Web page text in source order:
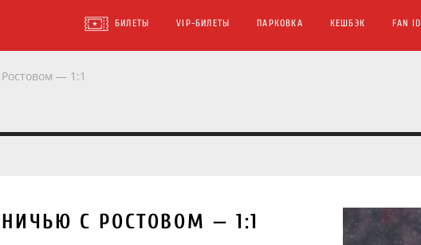
БИЛЕТЫ VIP-БИЛЕТЫ ПАРКОВКА КЕШБЭК FAN ID
— 1:1
С РОСТОВОМ — 1:1